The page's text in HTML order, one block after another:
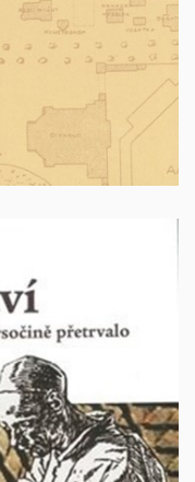
na Vysočině
století
univerzita,
210-9396-6